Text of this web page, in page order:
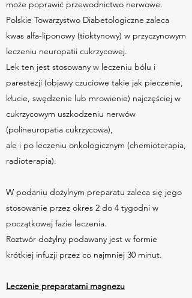
może poprawić przewodnictwo nerwowe.
Polskie Towarzystwo Diabetologiczne zaleca
kwas alfa-liponowy (tioktynowy) w przyczynowym
leczeniu neuropatii cukrzycowej.
Lek ten jest stosowany w leczeniu bólu i
parestezji (objawy czuciowe takie jak pieczenie,
kłucie, swędzenie lub mrowienie) najczęściej w
cukrzycowym uszkodzeniu nerwów
(polineuropatia cukrzycowa),
ale i po leczeniu onkologicznym (chemioterapia,
radioterapia).
W podaniu dożylnym preparatu zaleca się jego
stosowanie przez okres 2 do 4 tygodni w
początkowej fazie leczenia.
Roztwór dożylny podawany jest w formie
krótkiej infuzji przez co najmniej 30 minut.
Leczenie preparatami magnezu